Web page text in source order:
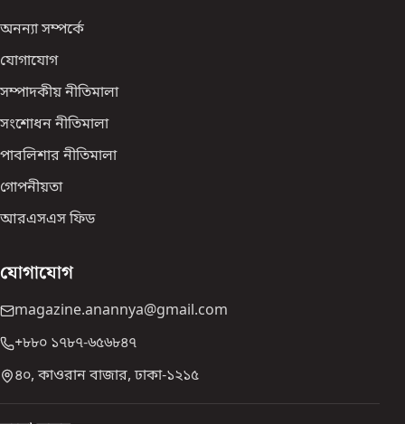
অনন্যা সম্পর্কে
যোগাযোগ
সম্পাদকীয় নীতিমালা
সংশোধন নীতিমালা
পাবলিশার নীতিমালা
গোপনীয়তা
আরএসএস ফিড
যোগাযোগ
magazine.anannya@gmail.com
+৮৮০ ১৭৮৭-৬৫৬৮৪৭
৪০, কাওরান বাজার, ঢাকা-১২১৫